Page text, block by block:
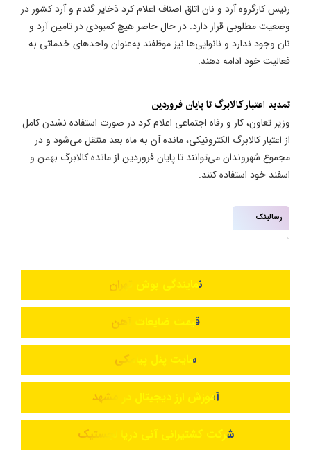
رئیس کارگروه آرد و نان اتاق اصناف اعلام کرد ذخایر گندم و آرد کشور در
وضعیت مطلوبی قرار دارد. در حال حاضر هیچ کمبودی در تامین آرد و
نان وجود ندارد و نانوایی‌ها نیز موظفند به‌عنوان واحدهای خدماتی به
فعالیت خود ادامه دهند.
​تمدید اعتبار کالابرگ تا پایان فروردین
وزیر تعاون، کار و رفاه اجتماعی اعلام کرد در صورت استفاده نشدن کامل
از اعتبار کالابرگ الکترونیکی، مانده آن به ماه بعد منتقل می‌شود و در
مجموع شهروندان می‌توانند تا پایان فروردین از مانده کالابرگ بهمن و
اسفند خود استفاده کنند.
رسالینک
نمایندگی بوش تهران
قیمت ضایعات آهن
سایت پنل پیامکی
آموزش ارز دیجیتال در مشهد
شرکت کشتیرانی آنی دریا لجستیک